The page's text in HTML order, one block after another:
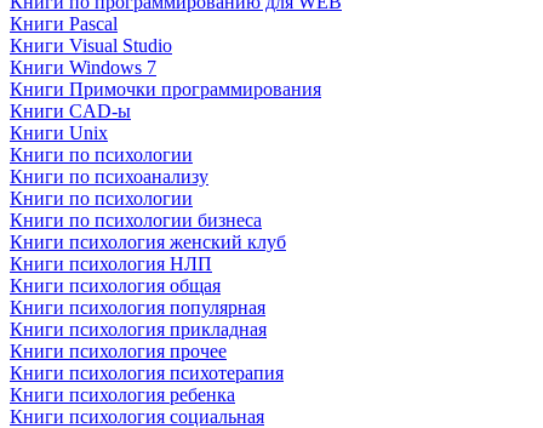
Книги Pascal
Книги Visual Studio
Книги Windows 7
Книги Примочки программирования
Книги CAD-ы
Книги Unix
Книги по психологии
Книги по психоанализу
Книги по психологии
Книги по психологии бизнеса
Книги психология женский клуб
Книги психология НЛП
Книги психология общая
Книги психология популярная
Книги психология прикладная
Книги психология прочее
Книги психология психотерапия
Книги психология ребенка
Книги психология социальная